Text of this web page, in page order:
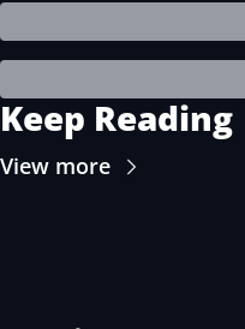
Keep Reading
View more